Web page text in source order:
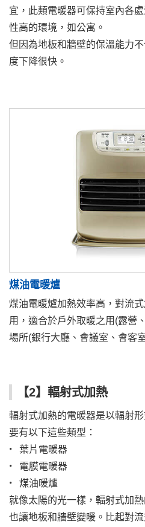
宜，此類電暖器可保持室內各
性高的環境，如公寓。
但因為地板和牆壁的保溫能力
度下降很快。
煤油電暖爐
煤油電暖爐加熱效率高，對流
用，適合於戶外取暖之用(露營
場所(銀行大廳、會議室、會客
【2】輻射式加熱
輻射式加熱的電暖器是以輻射
要有以下這些類型：
• 葉片電暖器
• 電膜電暖器
• 煤油暖爐
就像太陽的光一樣，輻射式加
也讓地板和牆壁變暖。比起對